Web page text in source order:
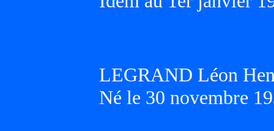
LEGRAND Léon
Né le 30 novembre